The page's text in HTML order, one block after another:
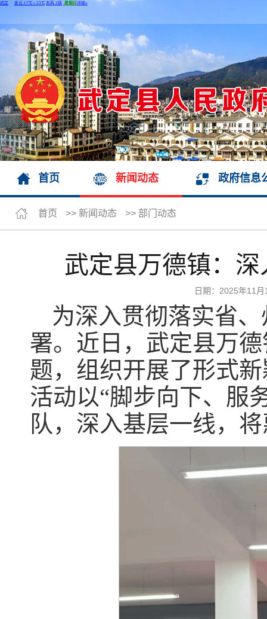
首页 新闻动态 政府信息
首页 >> 新闻动态 >> 部门动态
武定县万德镇：
日期：2025年11
为深入贯彻落实省
署。近日，武定县万
题，组织开展了形式
活动以“脚步向下、服
队，深入基层一线，